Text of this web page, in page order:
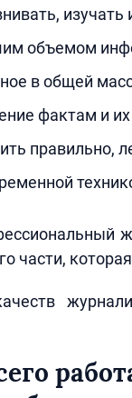
объемом
в общей
фактам и
правильно,
части,